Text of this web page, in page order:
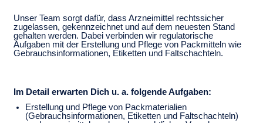
Unser Team sorgt dafür, dass Arzneimittel rechtssicher
zugelassen, gekennzeichnet und auf dem neuesten Stand
gehalten werden. Dabei verbinden wir regulatorische
Aufgaben mit der Erstellung und Pflege von Packmitteln wie
Gebrauchsinformationen, Etiketten und Faltschachteln.
Im Detail erwarten Dich u. a. folgende Aufgaben:
Erstellung und Pflege von Packmaterialien
(Gebrauchsinformationen, Etiketten und Faltschachteln)